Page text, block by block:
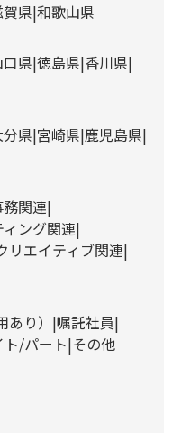
県 和歌山県
口県 徳島県 香川県
分県 宮崎県 鹿児島県
務関連
ング関連
リエイティブ関連
り）
嘱託社員
/パート その他